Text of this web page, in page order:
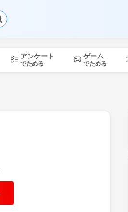
アンケート
でためる
ゲーム
でためる